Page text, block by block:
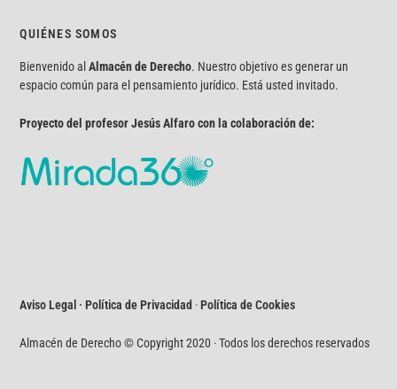
QUIÉNES SOMOS
Bienvenido alAlmacén de Derecho. Nuestro objetivo es generar un
espacio común para el pensamiento jurídico. Está usted invitado.
Proyecto del profesor Jesús Alfaro con la colaboración de:
Aviso Legal · Política de Privacidad ·Política de Cookies
Almacén de Derecho © Copyright 2020 · Todos los derechos reservados